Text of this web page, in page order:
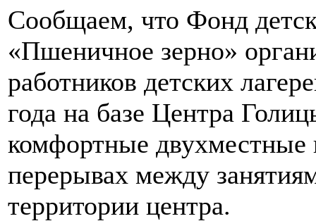
Сообщаем, что Фонд
«Пшеничное зерно»
работников детских
года на базе Центра
комфортные двухместные
перерывах между
территории центра.